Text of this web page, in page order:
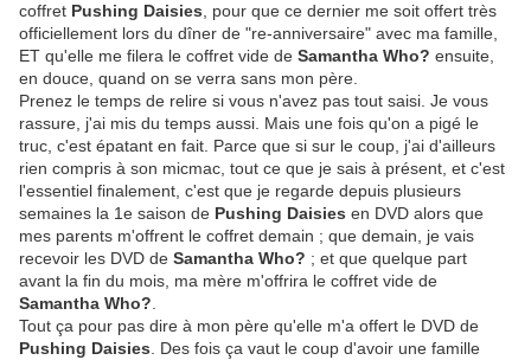
coffret Pushing Daisies , pour que ce dernier me soit offert très
officiellement lors du dîner de "re-anniversaire" avec ma famille,
ET qu'elle me filera le coffret vide de Samantha Who? ensuite,
en douce, quand on se verra sans mon père.
Prenez le temps de relire si vous n'avez pas tout saisi. Je vous
rassure, j'ai mis du temps aussi. Mais une fois qu'on a pigé le
truc, c'est épatant en fait. Parce que si sur le coup, j'ai d'ailleurs
rien compris à son micmac, tout ce que je sais à présent, et c'est
l'essentiel finalement, c'est que je regarde depuis plusieurs
semaines la 1e saison de Pushing Daisies en DVD alors que
mes parents m'offrent le coffret demain ; que demain, je vais
recevoir les DVD de Samantha Who? ; et que quelque part
avant la fin du mois, ma mère m'offrira le coffret vide de
Samantha Who?
Tout ça pour pas dire à mon père qu'elle m'a offert le DVD de
Pushing Daisies . Des fois ça vaut le coup d'avoir une famille